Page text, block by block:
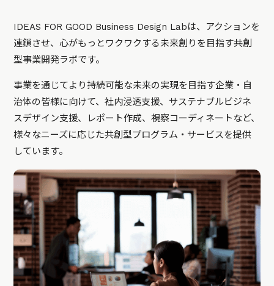
IDEAS FOR GOOD Business Design Labは、アクションを
連鎖させ、心がもっとワクワクする未来創りを目指す共創
型事業開発ラボです。
事業を通じてより持続可能な未来の実現を目指す企業・自
治体の皆様に向けて、社内浸透支援、サステナブルビジネ
スデザイン支援、レポート作成、視察コーディネートなど、
様々なニーズに応じた共創型プログラム・サービスを提供
しています。